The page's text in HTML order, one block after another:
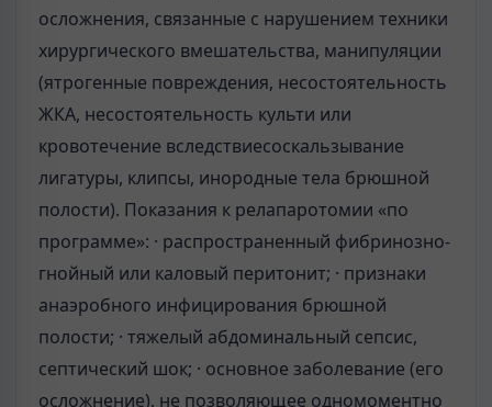
осложнения, связанные с нарушением техники
хирургического вмешательства, манипуляции
(ятрогенные повреждения, несостоятельность
ЖКА, несостоятельность культи или
кровотечение вследствиесоскальзывание
лигатуры, клипсы, инородные тела брюшной
полости). Показания к релапаротомии «по
программе»: · распространенный фибринозно-
гнойный или каловый перитонит; · признаки
анаэробного инфицирования брюшной
полости; · тяжелый абдоминальный сепсис,
септический шок; · основное заболевание (его
осложнение), не позволяющее одномоментно